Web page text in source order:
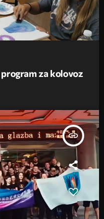
za kolovoz
insert_link